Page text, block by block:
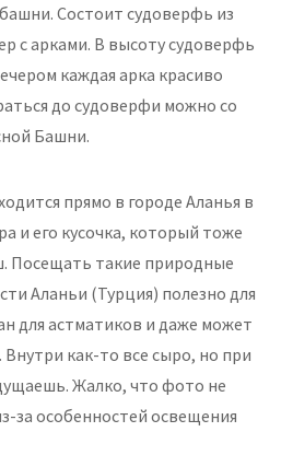
Состоит судоверфь из
с арками. В высоту судоверфь
каждая арка красиво
до судоверфи можно со
Башни.
прямо в городе Аланья в
и его кусочка, который тоже
Посещать такие природные
Аланьи (Турция) полезно для
для астматиков и даже может
как-то все сыро, но при
Жалко, что фото не
за особенностей освещения